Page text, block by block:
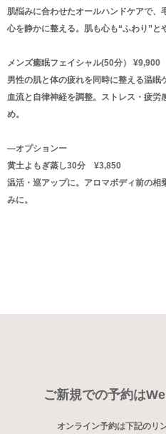
肌悩みに合わせたオールハンドケアで、
心を静かに整える。肌も心も“ふわり”と
メンズ癒眠フェイシャル(50分） ¥9,900
男性の肌と体の疲れを同時に整える温眠
血流と自律神経を調整。ストレス・疲
め。
―オプションー
黄土よもぎ蒸し30分 ¥3,850
温活・巡アップに。アロマボディ前の相
みに。
ご新規での予約は
オンライン予約は下記のリ